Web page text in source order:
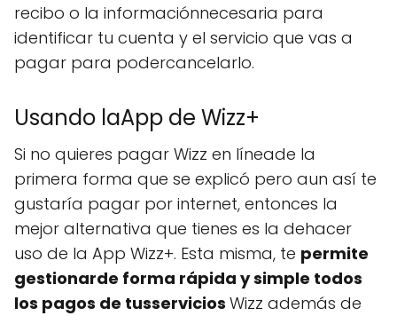
recibo o la informaciónnecesaria para
identificar tu cuenta y el servicio que vas a
pagar para podercancelarlo.
Usando laApp de Wizz+
Si no quieres pagar Wizz en líneade la
primera forma que se explicó pero aun así te
gustaría pagar por internet, entonces la
mejor alternativa que tienes es la dehacer
uso de la App Wizz+. Esta misma, te permite
gestionarde forma rápida y simple todos
los pagos de tusservicios Wizz además de